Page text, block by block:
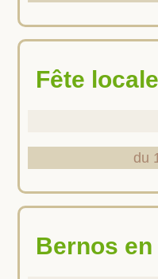
Fête locale
du
Bernos